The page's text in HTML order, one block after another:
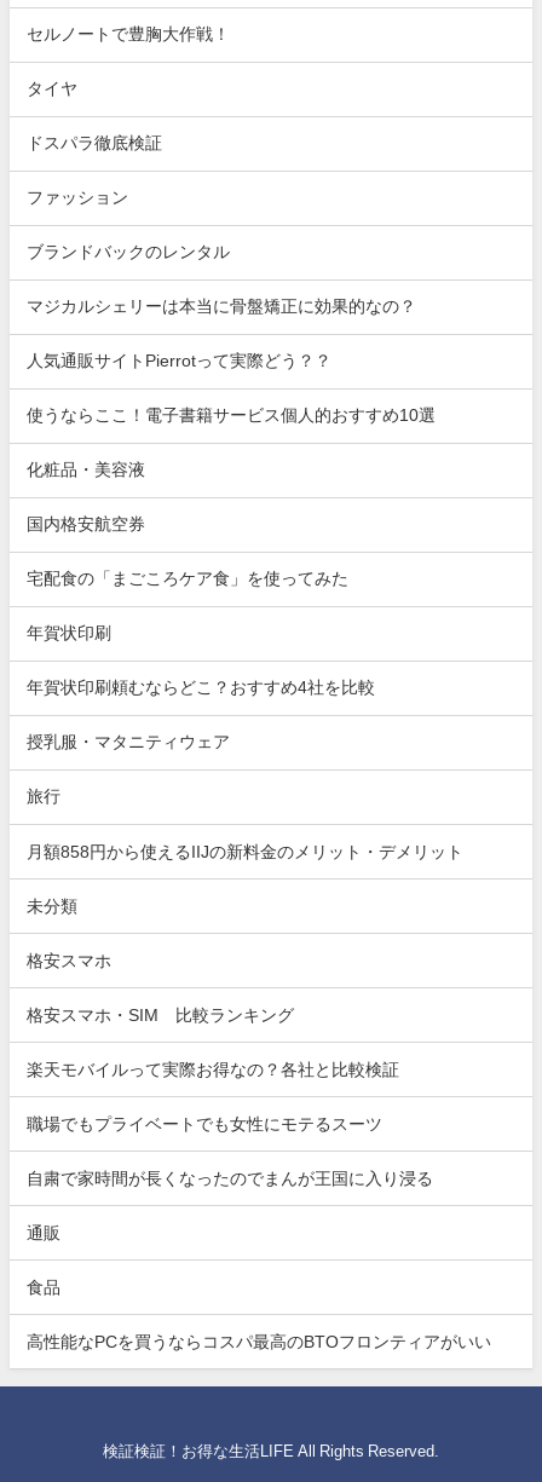
セルノートで豊胸大作戦！
タイヤ
ドスパラ徹底検証
ファッション
ブランドバックのレンタル
マジカルシェリーは本当に骨盤矯正に効果的なの？
人気通販サイトPierrotって実際どう？？
使うならここ！電子書籍サービス個人的おすすめ10選
化粧品・美容液
国内格安航空券
宅配食の「まごころケア食」を使ってみた
年賀状印刷
年賀状印刷頼むならどこ？おすすめ4社を比較
授乳服・マタニティウェア
旅行
月額858円から使えるIIJの新料金のメリット・デメリット
未分類
格安スマホ
格安スマホ・SIM 比較ランキング
楽天モバイルって実際お得なの？各社と比較検証
職場でもプライベートでも女性にモテるスーツ
自粛で家時間が長くなったのでまんが王国に入り浸る
通販
食品
高性能なPCを買うならコスパ最高のBTOフロンティアがいい
検証検証！お得な生活LIFE All Rights Reserved.